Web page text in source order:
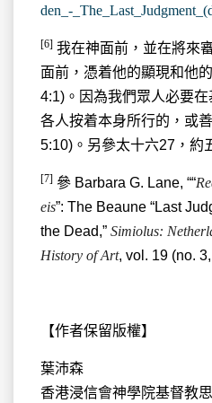
den_-
[6] 我在神面前，並在將來
面前，憑着他的顯現和他
4:1)。因為我們眾人必要
各人按着本身所行的，或
5:10)。另參太十六27，約
[7] 參 Barbara G. Lane, ““
eis”: The Beaune “Last
the Dead,” Simiolus:
History of Art, vol. 19 (no.
【作者保留版權】
葉沛森
香港浸信會神學院基督教